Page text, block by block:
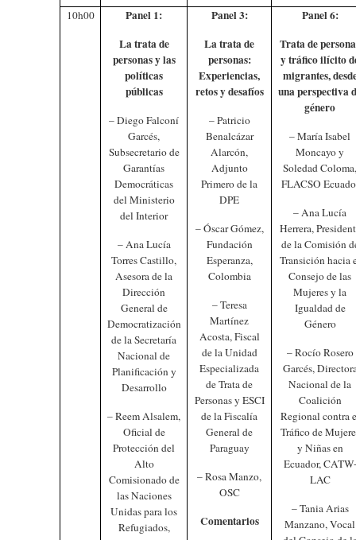
10h00
Panel 1:
La trata de
personas y las
políticas
públicas
– Diego Falconí
Garcés,
Subsecretario de
Garantías
Democráticas
del Ministerio
del Interior
– Ana Lucía
Torres Castillo,
Asesora de la
Dirección
General de
Democratización
de la Secretaría
Nacional de
Planificación y
Desarrollo
– Reem Alsalem,
Oficial de
Protección del
Alto
Comisionado de
las Naciones
Unidas para los
Refugiados,
Panel 3:
La trata de
personas:
Experiencias,
retos y desafíos
– Patricio
Benalcázar
Alarcón,
Adjunto
Primero de la
DPE
– Óscar Gómez,
Fundación
Esperanza,
Colombia
– Teresa
Martínez
Acosta, Fiscal
de la Unidad
Especializada
de Trata de
Personas y ESCI
de la Fiscalía
General de
Paraguay
– Rosa Manzo,
OSC
Comentarios
Panel 6:
Trata de
y tráfico ilícito
migrantes,
una perspectiva
género
– María Isabel
Moncayo y
Soledad Coloma,
FLACSO
– Ana Lucía
Herrera,
de la Comisión
Transición hacia
Consejo de las
Mujeres y la
Igualdad de
Género
– Rocío Rosero
Garcés,
Nacional de la
Coalición
Regional contra
Tráfico de
y Niñas en
Ecuador, CATW-
LAC
– Tania Arias
Manzano, Vocal